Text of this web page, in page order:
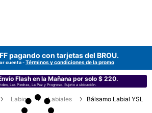
pagando con tarjetas del BROU.
cuenta -Términos y condiciones de la promo
Flash en la Mañana por solo $ 220.
Las Piedras, La Paz y Progreso. Sujeto a ubicación.
Labios Labiales Bálsamo Labial YSL